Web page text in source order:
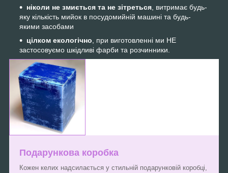
ніколи не змиється та не зітреться, витримає будь-
яку кількість мийок в посудомийній машині та будь-
якими засобами
цілком екологічно, при виготовленні ми НЕ
застосовуємо шкідливі фарби та розчинники.
Подарункова коробка
Кожен келих надсилається у стильній подарунковій коробці,